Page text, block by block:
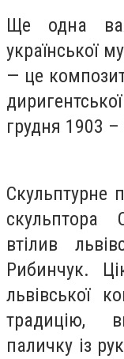
Ще одна
української
— це
грудня 1903
Скульптурне
скульптора
втілив
Рибинчук.
львівської
традицію,
паличку із